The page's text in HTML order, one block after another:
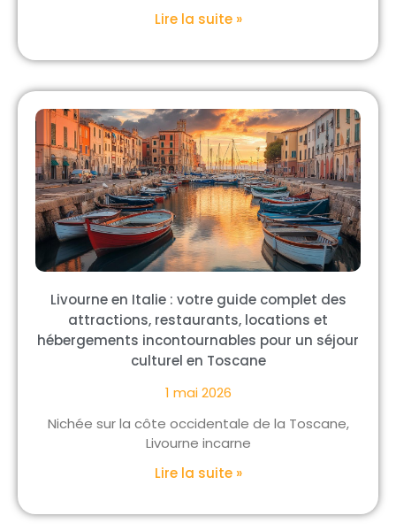
Lire la suite »
Livourne en Italie : votre guide complet des
attractions, restaurants, locations et
hébergements incontournables pour un séjour
culturel en Toscane
1 mai 2026
Nichée sur la côte occidentale de la Toscane,
Livourne incarne
Lire la suite »